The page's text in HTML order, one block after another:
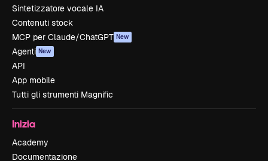
Sintetizzatore vocale IA
Contenuti stock
MCP per Claude/ChatGPT New
Agenti New
API
App mobile
Tutti gli strumenti Magnific
Inizia
Academy
Documentazione